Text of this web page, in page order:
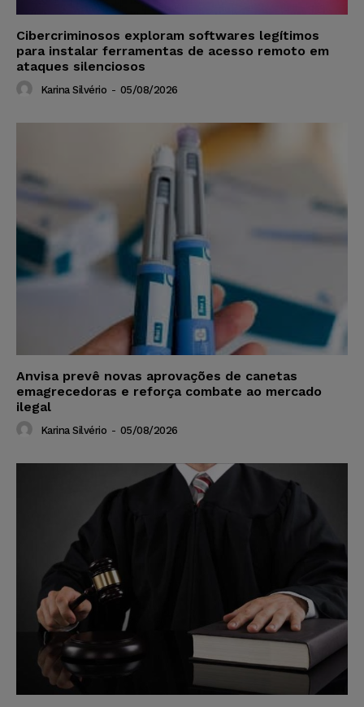
Cibercriminosos exploram softwares legítimos
para instalar ferramentas de acesso remoto em
ataques silenciosos
Karina Silvério - 05/08/2026
Anvisa prevê novas aprovações de canetas
emagrecedoras e reforça combate ao mercado
ilegal
Karina Silvério - 05/08/2026